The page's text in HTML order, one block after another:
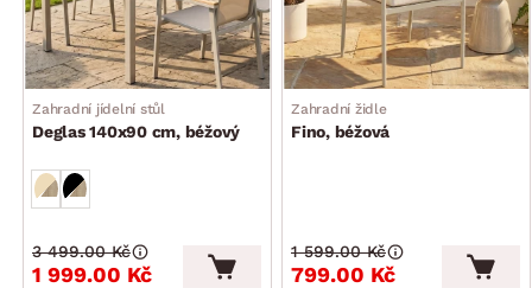
Zahradní jídelní stůl
Deglas 140x90 cm, béžový
1 999.00 Kč
3 499.00 Kč
Zahradní židle
Fino, béžová
799.00 Kč
1 599.00 Kč